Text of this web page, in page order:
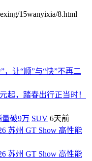
15wanyixia/8.html
让“顺”与“快”不再二
起，踏春出行正当时！
量破9万 SUV 6天前
苏州 GT Show 高性能
苏州 GT Show 高性能